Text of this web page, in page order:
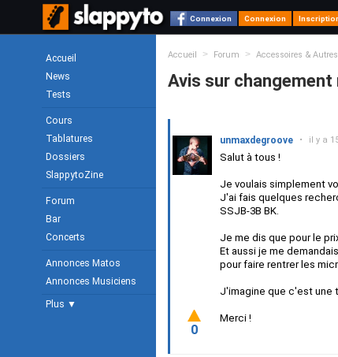
Connexion Connexion
Accueil
News
Tests
Cours
Tablatures
Dossiers
SlappytoZine
Forum
Bar
Concerts
Annonces Matos
Annonces Musiciens
Plus ▼
Accueil > Forum > Accessoires & Autres
Avis sur changement
unmaxdegroove • il y a
Salut à tous !
Je voulais simplement
J'ai fais quelques
SSJB-3B BK.
Je me dis que pour le
Et aussi je me
pour faire rentrer les
J'imagine que c'est une
Merci !
0